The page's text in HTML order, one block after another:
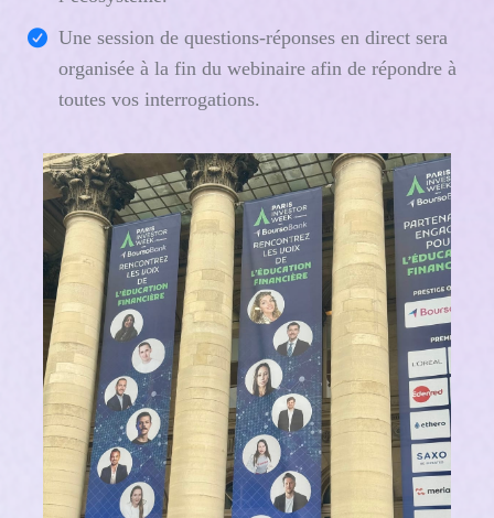
Une session de questions-réponses en direct sera
organisée à la fin du webinaire afin de répondre à
toutes vos interrogations.